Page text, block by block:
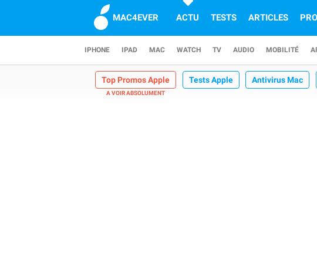
MAC4EVER ACTU TESTS ARTICLES
IPHONE IPAD MAC WATCH TV AUDIO MOBILITÉ
Top Promos Apple Tests Apple Antivirus Mac